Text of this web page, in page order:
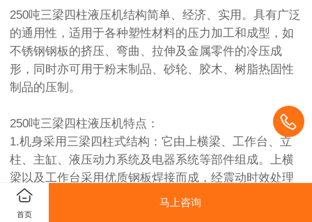
250吨三梁四柱液压机结构简单、经济、实用。具有广泛
的通用性，适用于各种塑性材料的压力加工和成型，如
不锈钢钢板的挤压、弯曲、拉伸及金属零件的冷压成
形，同时亦可用于粉末制品、砂轮、胶木、树脂热固性
制品的压制。
250吨三梁四柱液压机特点：
1.机身采用三梁四柱式结构：它由上横梁、工作台、立
柱、主缸、液压动力系统及电器系统等部件组成。上横
梁以及工作台采用优质钢板焊接而成，经震动时效处理
消除内应力，立柱为优质45#钢，四柱均表面中频淬火并
镀铬处理，并配有润滑装置。
首页
马上咨询